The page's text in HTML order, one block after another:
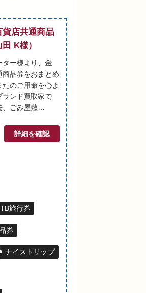
店共通商品
K様）
ー様より、金
品券をおまとめ
のご用命を心よ
ランド買取家で
、ごみ屋敷…
詳細を確認
旅行券
券
ナイストリップ